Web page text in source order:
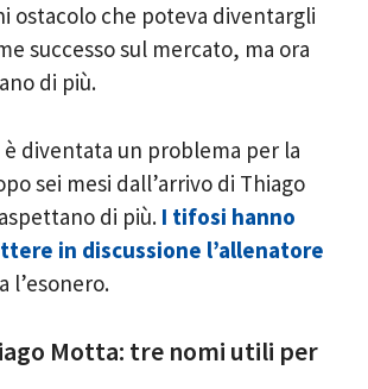
ostacolo che poteva diventargli
successo sul mercato, ma ora
di più.
è diventata un problema per la
sei mesi dall’arrivo di Thiago
di più. I tifosi hanno
in discussione l’allenatore
l’esonero.
Motta: tre nomi utili per